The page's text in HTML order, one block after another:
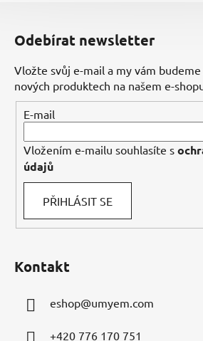
Odebírat newsletter
Vložte svůj e-mail a my vám
nových produktech na našem e-
E-mail
Vložením e-mailu souhlasíte s
údajů
PŘIHLÁSIT SE
Kontakt
eshop@umyem.com
+420 776 170 751